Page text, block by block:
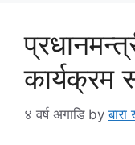
कार्यक्रम
४ वर्ष अगाडि by